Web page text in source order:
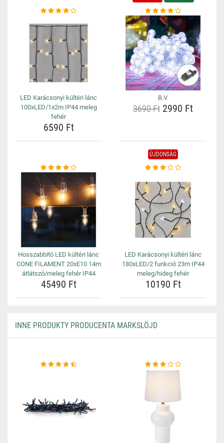
LED Karácsonyi kültéri lánc
100xLED/1x2m IP44 meleg
fehér
6590 Ft
B.V.
3690 Ft 2990 Ft
Hosszabbító LED kültéri lánc
CONE FILAMENT 20xE10 14m
átlátszó/meleg fehér IP44
45490 Ft
ÚJDONSÁG
LED Karácsonyi kültéri lánc
180xLED/2 funkció 23m IP44
meleg/hideg fehér
10190 Ft
INNE PRODUKTY PRODUCENTA MARKSLÖJD